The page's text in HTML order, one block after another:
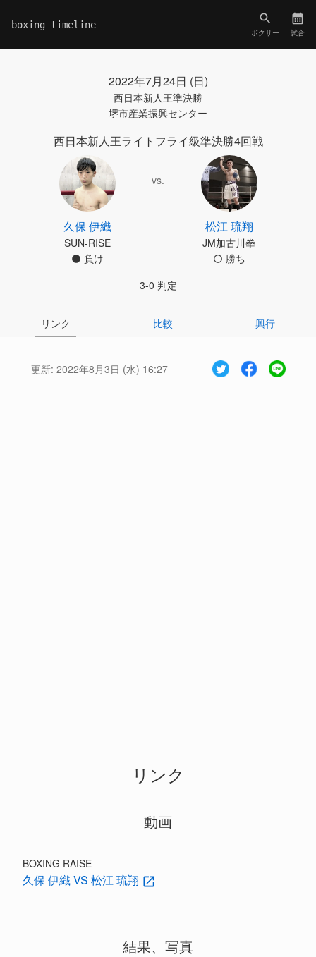
boxing timeline
ボクサー 試合
2022年7月24日 (日)
西日本新人王準決勝
堺市産業振興センター
西日本新人王ライトフライ級準決勝4回戦
久保 伊織
SUN-RISE
負け
vs.
松江 琉翔
JM加古川拳
勝ち
3-0 判定
リンク 比較 興行
更新: 2022年8月3日 (水) 16:27
リンク
動画
BOXING RAISE
久保 伊織 VS 松江 琉翔
結果、写真